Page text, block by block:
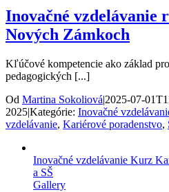
Inovačné vzdelávanie
Nových Zámkoch
Kľúčové kompetencie ako základ
pedagogických [...]
Od Martina Sokoliová|2025-07-
2025|Kategórie: Inovačné
vzdelávanie, Kariérové poradenstvo,
Inovačné vzdelávanie Kurz
a SŠ
Gallery